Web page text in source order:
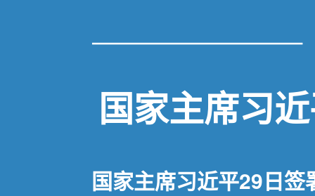
国家主席习
国家主席习近平29日